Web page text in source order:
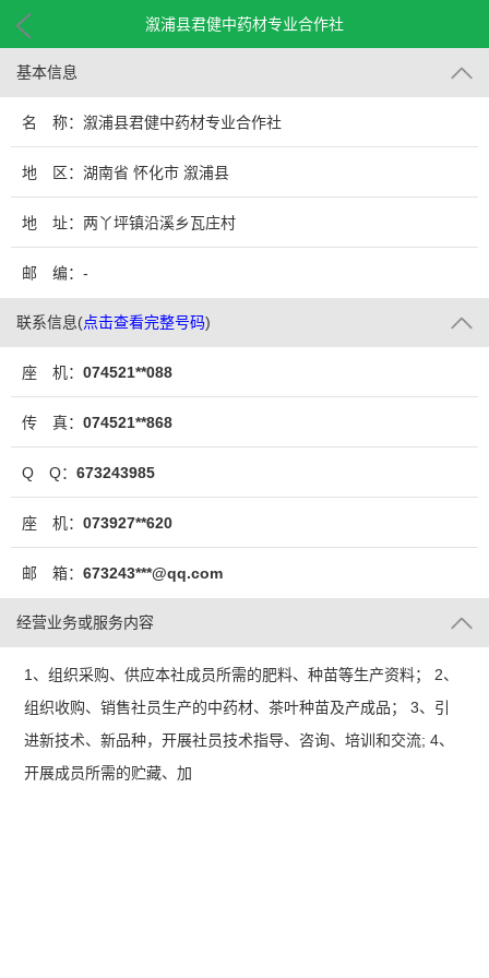
溆浦县君健中药材专业合作社
基本信息
名 称：溆浦县君健中药材专业合作社
地 区：湖南省 怀化市 溆浦县
地 址：两丫坪镇沿溪乡瓦庄村
邮 编：-
联系信息(点击查看完整号码)
座 机： 074521**088
传 真： 074521**868
Q Q： 673243985
座 机： 073927**620
邮 箱： 673243***@qq.com
经营业务或服务内容
1、组织采购、供应本社成员所需的肥料、种苗等生产资料； 2、
组织收购、销售社员生产的中药材、茶叶种苗及产成品； 3、引
进新技术、新品种，开展社员技术指导、咨询、培训和交流; 4、
开展成员所需的贮藏、加